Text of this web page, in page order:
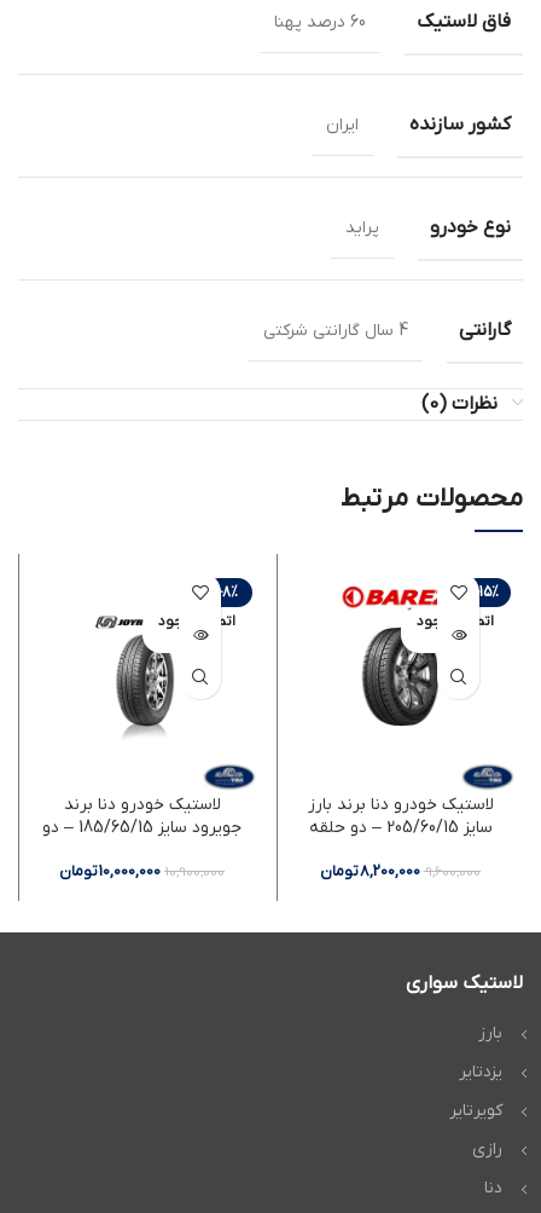
فاق لاستیک 60 درصد پهنا
کشور سازنده ایران
نوع خودرو پراید
گارانتی 4 سال گارانتی شرکتی
نظرات (0)
محصولات مرتبط
-15%
اتمام موجود
ی
لاستیک خودرو دنا برند بارز
سایز 205/60/15 – دو حلقه
9,600,000
8,200,000تومان
-8%
اتمام موجود
ی
لاستیک خودرو دنا برند
جویرود سایز 185/65/15 – دو
10,900,000
10,000,000تومان
لاستیک سواری
بارز
یزدتایر
کویرتایر
رازی
دنا